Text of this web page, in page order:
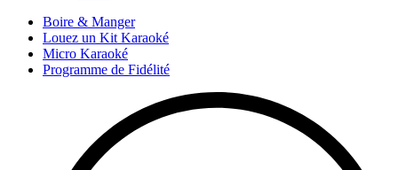
Boire & Manger
Louez un Kit Karaoké
Micro Karaoké
Programme de Fidélité